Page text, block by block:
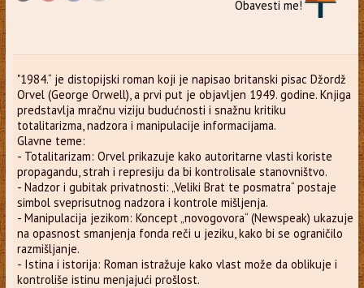
Obavesti me!
"1984.“ je distopijski roman koji je napisao britanski pisac Džordž
Orvel (George Orwell), a prvi put je objavljen 1949. godine. Knjiga
predstavlja mračnu viziju budućnosti i snažnu kritiku
totalitarizma, nadzora i manipulacije informacijama.
Glavne teme:
- Totalitarizam: Orvel prikazuje kako autoritarne vlasti koriste
propagandu, strah i represiju da bi kontrolisale stanovništvo.
- Nadzor i gubitak privatnosti: „Veliki Brat te posmatra“ postaje
simbol sveprisutnog nadzora i kontrole mišljenja.
- Manipulacija jezikom: Koncept „novogovora“ (Newspeak) ukazuje
na opasnost smanjenja fonda reči u jeziku, kako bi se ograničilo
razmišljanje.
- Istina i istorija: Roman istražuje kako vlast može da oblikuje i
kontroliše istinu menjajući prošlost.